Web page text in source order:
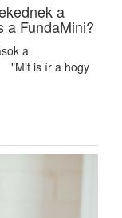
a
a FundaMini?
a
"Mit is ír a hogy